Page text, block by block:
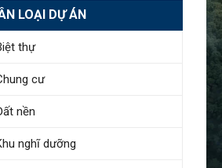
LOẠI DỰ ÁN
thự
cư
nền
nghĩ dưỡng